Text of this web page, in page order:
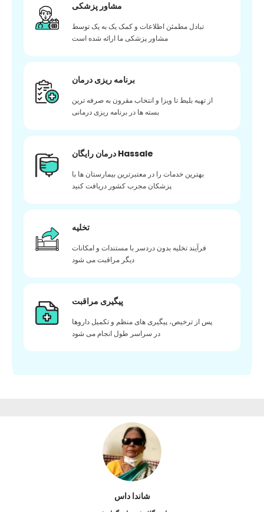
مشاور پزشکی
تبادل مطمئن اطلاعات و کمک یک به یک توسط
مشاور پزشکی ما ارائه شده است
برنامه ریزی درمان
از تهیه بلیط تا ویزا و انتخاب مقرون به صرفه ترین
بسته ها در برنامه ریزی درمانی
درمان رایگان Hassale
بهترین خدمات را در معتبرترین بیمارستان ها با
پزشکان مجرب کشور دریافت کنید
تخلیه
فرآیند تخلیه بدون دردسر با مستندات و امکانات
دیگر مراقبت می شود
پیگیری مراقبت
پس از ترخیص، پیگیری های منظم و تکمیل داروها
در سراسر طول انجام می شود
شاندا داس